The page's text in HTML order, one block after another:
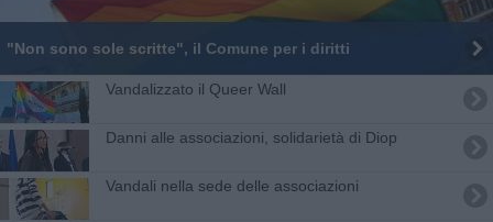
"Non sono sole scritte", il Comune per i diritti
Vandalizzato il Queer Wall
Danni alle associazioni, solidarietà di Diop
Vandali nella sede delle associazioni